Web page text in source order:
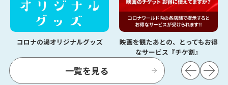
一覧を見る
コロナの湯オリジナルグッズ
映画を観たあとの、とってもお得
なサービス『チケ割』